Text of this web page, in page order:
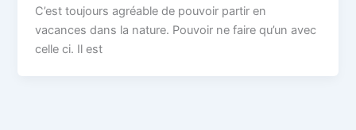
C’est toujours agréable de pouvoir partir en
vacances dans la nature. Pouvoir ne faire qu’un avec
celle ci. Il est